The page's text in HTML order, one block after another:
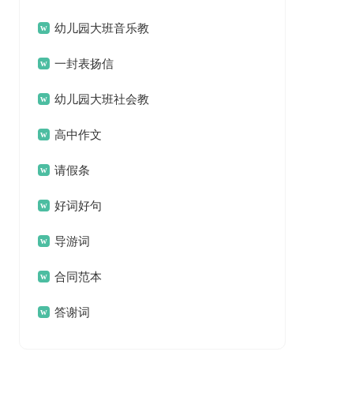
名言名句汇总79句
幼儿园大班音乐教
案(汇编15篇)
一封表扬信
幼儿园大班社会教
案集锦15篇
高中作文
请假条
好词好句
导游词
合同范本
答谢词